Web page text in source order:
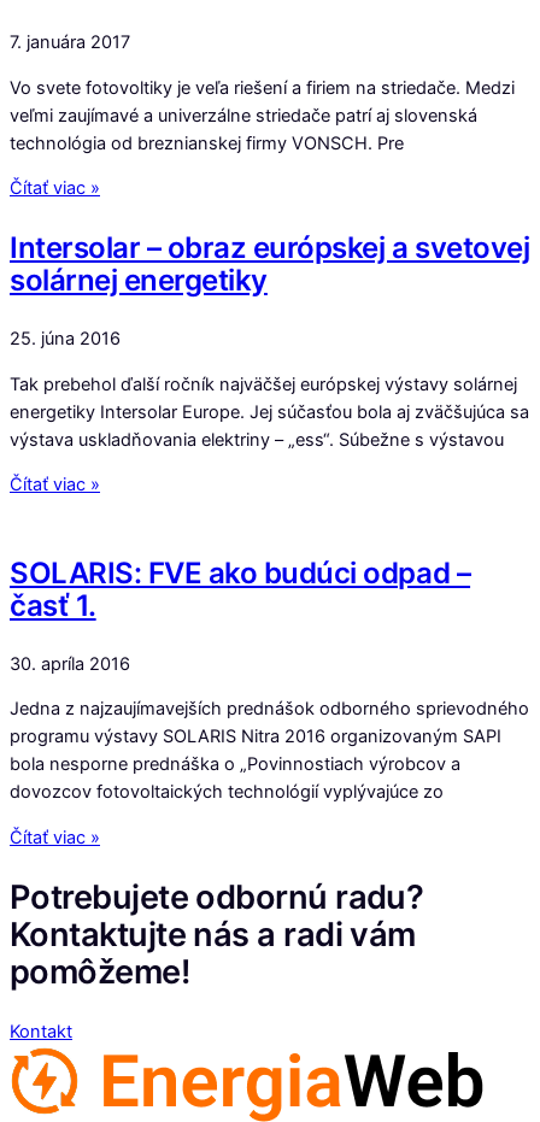
7. januára 2017
Vo svete fotovoltiky je veľa riešení a firiem na striedače. Medzi
veľmi zaujímavé a univerzálne striedače patrí aj slovenská
technológia od breznianskej firmy VONSCH. Pre
Čítať viac »
Intersolar – obraz európskej a svetovej
solárnej energetiky
25. júna 2016
Tak prebehol ďalší ročník najväčšej európskej výstavy solárnej
energetiky Intersolar Europe. Jej súčasťou bola aj zväčšujúca sa
výstava uskladňovania elektriny – „ess“. Súbežne s výstavou
Čítať viac »
SOLARIS: FVE ako budúci odpad –
časť 1.
30. apríla 2016
Jedna z najzaujímavejších prednášok odborného sprievodného
programu výstavy SOLARIS Nitra 2016 organizovaným SAPI
bola nesporne prednáška o „Povinnostiach výrobcov a
dovozcov fotovoltaických technológií vyplývajúce zo
Čítať viac »
Potrebujete odbornú radu?
Kontaktujte nás a radi vám
pomôžeme!
Kontakt